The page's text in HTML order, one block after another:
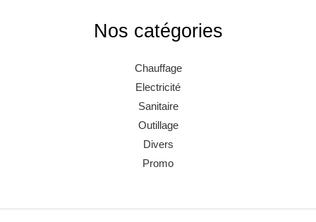
Nos catégories
Chauffage
Electricité
Sanitaire
Outillage
Divers
Promo